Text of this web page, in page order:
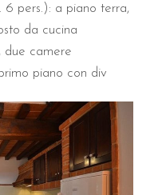
6 pers.): a piano terra,
da cucina
due camere
piano con div